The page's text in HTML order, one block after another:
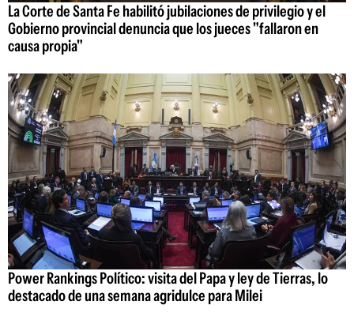
La Corte de Santa Fe habilitó jubilaciones de privilegio y el
Gobierno provincial denuncia que los jueces "fallaron en
causa propia"
Power Rankings Político: visita del Papa y ley de Tierras, lo
destacado de una semana agridulce para Milei